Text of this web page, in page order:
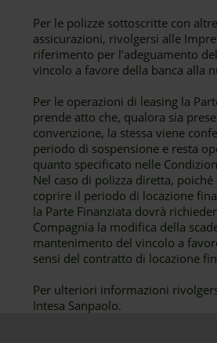
Per le polizze sottoscritte con
assicurazioni, rivolgersi alle
riferimento per l’adeguamento
vincolo a favore della banca alla
Per le operazioni di leasing la
prende atto che, qualora sia
convenzione, la stessa viene
periodo di sospensione e resta
quanto specificato nelle
Nel caso di polizza diretta, poiché
coprire il periodo di locazione
la Parte Finanziata dovrà
Compagnia la modifica della
mantenimento del vincolo a
sensi del contratto di locazione
Per ulteriori informazioni
Intesa Sanpaolo.